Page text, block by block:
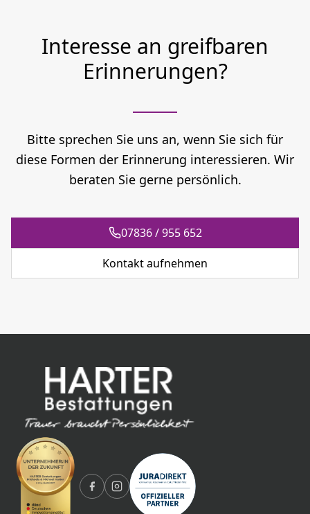
Interesse an greifbaren
Erinnerungen?
Bitte sprechen Sie uns an, wenn Sie sich für
diese Formen der Erinnerung interessieren. Wir
beraten Sie gerne persönlich.
07836 / 955 652
Kontakt aufnehmen